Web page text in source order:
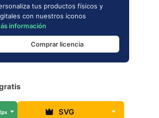
tus productos físicos y
con nuestros iconos
información
Comprar licencia
SVG